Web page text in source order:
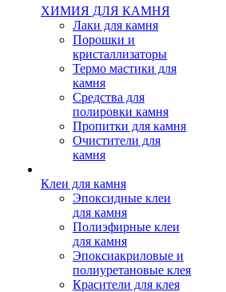
ХИМИЯ ДЛЯ КАМНЯ
Лаки для камня
Порошки и
кристаллизаторы
Термо мастики для
камня
Средства для
полировки камня
Пропитки для камня
Очистители для
камня
Клеи для камня
Эпоксидные клеи
для камня
Полиэфирные клеи
для камня
Эпоксиакриловые и
полиуретановые клея
Красители для клея